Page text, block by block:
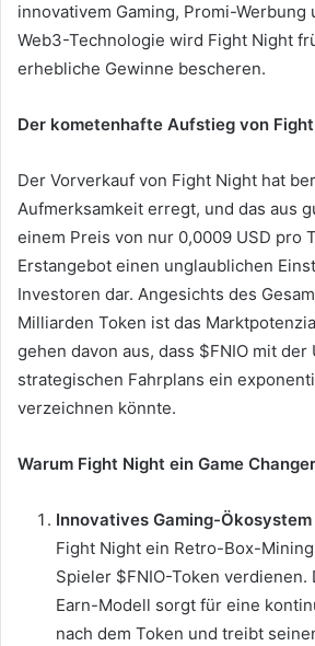
innovativem Gaming, Promi-Werbung
Web3-Technologie wird Fight Night
erhebliche Gewinne bescheren.
Der kometenhafte Aufstieg von
Der Vorverkauf von Fight Night hat
Aufmerksamkeit erregt, und das aus
einem Preis von nur 0,0009 USD pro
Erstangebot einen unglaublichen
Investoren dar. Angesichts des
Milliarden Token ist das
gehen davon aus, dass $FNIO mit der
strategischen Fahrplans ein
verzeichnen könnte.
Warum Fight Night ein Game
Innovatives Gaming-Ökosystem
Fight Night ein Retro-Box-
Spieler $FNIO-Token verdienen.
Earn-Modell sorgt für eine
nach dem Token und treibt